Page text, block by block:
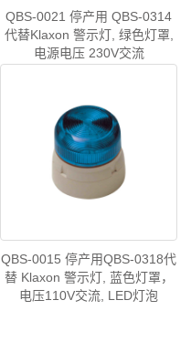
QBS-0021 停产用 QBS-0314
代替Klaxon 警示灯, 绿色灯罩,
电源电压 230V交流
QBS-0015 停产用QBS-0318代
替 Klaxon 警示灯, 蓝色灯罩，
电压110V交流, LED灯泡